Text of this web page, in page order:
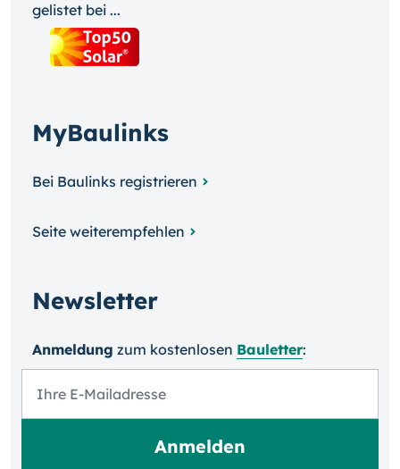
gelistet bei ...
MyBaulinks
Bei Baulinks registrieren
Seite weiterempfehlen
Newsletter
Anmeldung zum kosten­losen Bauletter: